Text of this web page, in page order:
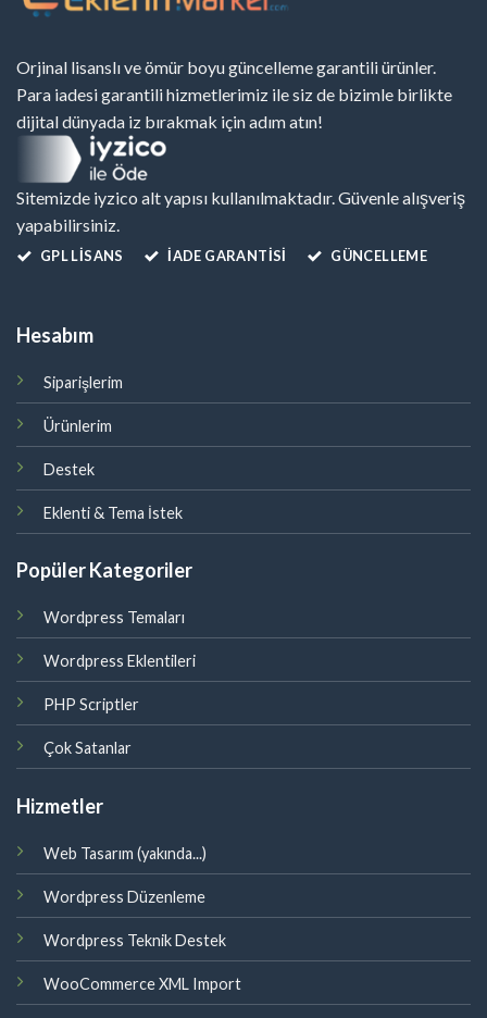
Orjinal lisanslı ve ömür boyu güncelleme garantili ürünler.
Para iadesi garantili hizmetlerimiz ile siz de bizimle birlikte
dijital dünyada iz bırakmak için adım atın!
Sitemizde iyzico alt yapısı kullanılmaktadır. Güvenle alışveriş
yapabilirsiniz.
GPL LISANS İADE GARANTİSİ GÜNCELLEME
Hesabım
Siparişlerim
Ürünlerim
Destek
Eklenti & Tema İstek
Popüler Kategoriler
Wordpress Temaları
Wordpress Eklentileri
PHP Scriptler
Çok Satanlar
Hizmetler
Web Tasarım (yakında...)
Wordpress Düzenleme
Wordpress Teknik Destek
WooCommerce XML Import